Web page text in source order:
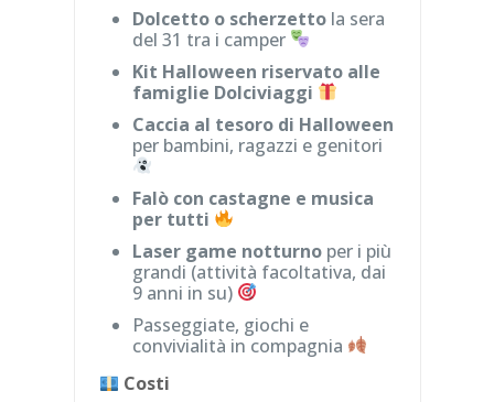
Dolcetto o scherzetto la sera
del 31 tra i camper
Kit Halloween riservato alle
famiglie Dolciviaggi
Caccia al tesoro di Halloween
per bambini, ragazzi e genitori
Falò con castagne e musica
per tutti
Laser game notturno per i più
grandi (attività facoltativa, dai
9 anni in su)
Passeggiate, giochi e
convivialità in compagnia
Costi